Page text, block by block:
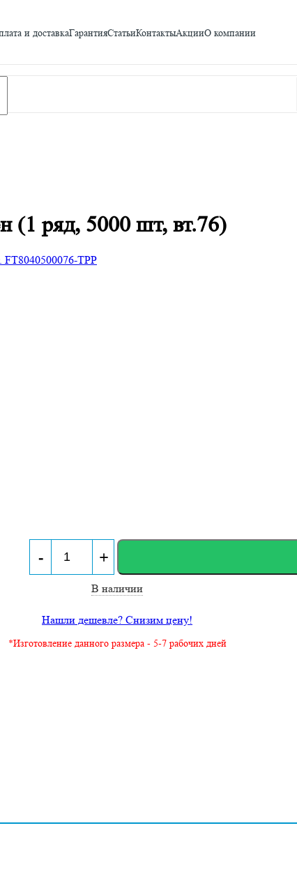
и доставкаГарантияСтатьиКонтактыАкцииО компании
(1 ряд, 5000 шт, вт.76)
- +
В наличии
Нашли дешевле? Снизим цену!
*Изготовление данного размера - 5-7 рабочих дней